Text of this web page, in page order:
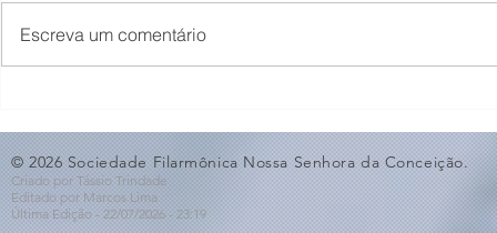
🎵🎶
ao Dia dos
Escreva um comentário
© 2026 Sociedade Filarmônica Nossa Senhora da Conceição.
Criado por Tássio Trindade
Editado por Marcos Lima
Última Edição - 22/07/2026 - 23:19